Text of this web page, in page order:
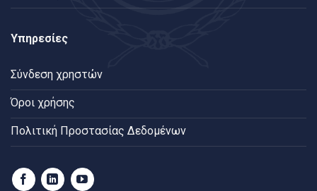
Υπηρεσίες
Σύνδεση χρηστών
Όροι χρήσης
Πολιτική Προστασίας Δεδομένων